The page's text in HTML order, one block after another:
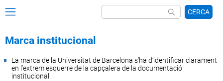
CERCA
Marca institucional
La marca de la Universitat de Barcelona s’ha d’identificar clarament
en l’extrem esquerre de la capçalera de la documentació
institucional.